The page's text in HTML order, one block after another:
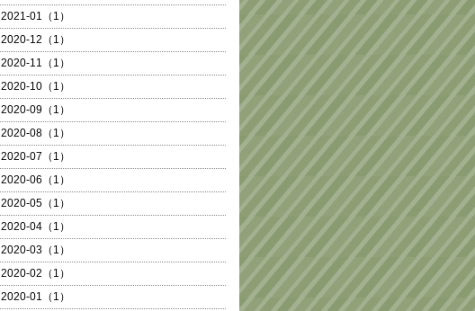
2021-01（1）
2020-12（1）
2020-11（1）
2020-10（1）
2020-09（1）
2020-08（1）
2020-07（1）
2020-06（1）
2020-05（1）
2020-04（1）
2020-03（1）
2020-02（1）
2020-01（1）